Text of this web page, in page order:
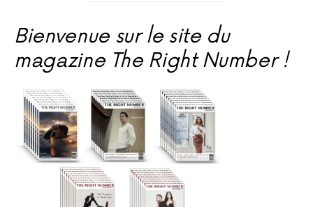
Bienvenue sur le site du
magazine The Right Number !